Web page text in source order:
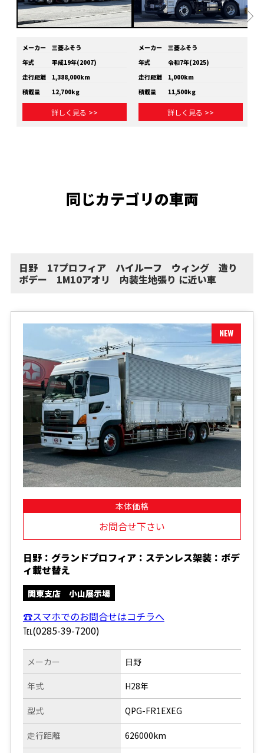
メーカー
三菱ふそう
年式
平成19年(2007)
走行距離
1,388,000km
積載量
12,700kg
詳しく見る >>
メーカー
三菱ふそう
年式
令和7年(2025)
走行距離
1,000km
積載量
11,500kg
詳しく見る >>
同じカテゴリの車両
日野 17プロフィア ハイルーフ ウィング 造り
ボデー 1M10アオリ 内装生地張り に近い車
本体価格
お問合せ下さい
日野：グランドプロフィア：ステンレス架装：ボデ
ィ載せ替え
関東支店 小山展示場
☎スマホでのお問合せはコチラへ
℡(0285-39-7200)
メーカー
年式
型式
走行距離
日野
H28年
QPG-FR1EXEG
626000km